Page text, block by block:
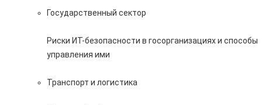
Государственный сектор
Риски ИТ-безопасности в госорганизациях и способы
управления ими
Транспорт и логистика